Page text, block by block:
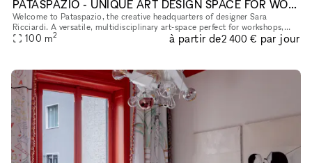
PATASPAZIO - UNIQUE ART DESIGN SPACE FOR WORKSHOPS AND EVENTS
Welcome to Pataspazio, the creative headquarters of designer Sara
Ricciardi. A versatile, multidisciplinary art-space perfect for workshops,
cultural experiences, and unique corporate events. We offe
100 m2 à partir de2 400 € par jour